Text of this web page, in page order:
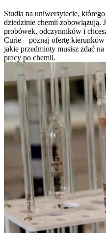
Studia na uniwersytecie,
dziedzinie chemii zobowiązują.
probówek, odczynników i
Curie – poznaj ofertę
jakie przedmioty musisz zdać
pracy po chemii.